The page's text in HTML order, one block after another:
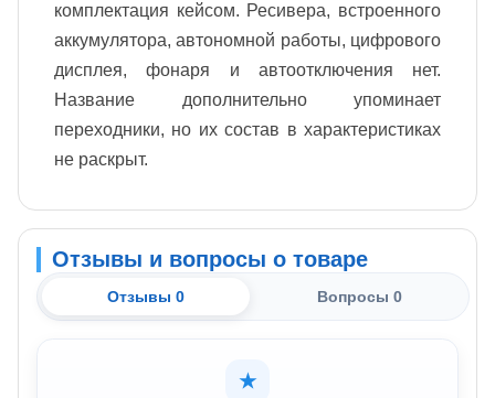
комплектация кейсом. Ресивера, встроенного
аккумулятора, автономной работы, цифрового
дисплея, фонаря и автоотключения нет.
Название дополнительно упоминает
переходники, но их состав в характеристиках
не раскрыт.
Отзывы и вопросы о товаре
Отзывы 0 Вопросы 0
★